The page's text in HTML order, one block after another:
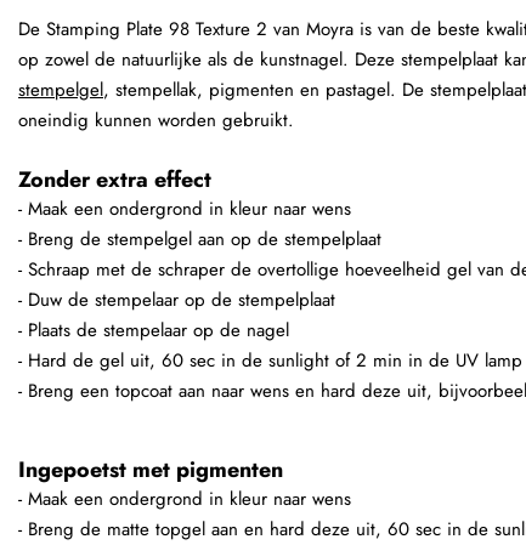
De Stamping Plate 98 Texture 2 van Moyra is van de beste
op zowel de natuurlijke als de kunstnagel. Deze stempelplaat
stempelgel, stempellak, pigmenten en pastagel. De
oneindig kunnen worden gebruikt.
Zonder extra effect
- Maak een ondergrond in kleur naar wens
- Breng de stempelgel aan op de stempelplaat
- Schraap met de schraper de overtollige hoeveelheid gel van
- Duw de stempelaar op de stempelplaat
- Plaats de stempelaar op de nagel
- Hard de gel uit, 60 sec in de sunlight of 2 min in de UV lamp
- Breng een topcoat aan naar wens en hard deze uit,
Ingepoetst met pigmenten
- Maak een ondergrond in kleur naar wens
- Breng de matte topgel aan en hard deze uit, 60 sec in de